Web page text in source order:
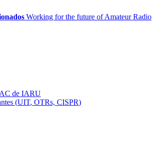
Working for the future of Amateur Radio
AC de IARU
(UIT, OTRs, CISPR)